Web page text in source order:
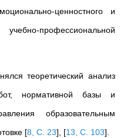
ценностного и
профессиональной
теоретический анализ
нормативной базы и
образовательным
[8, С. 23] [13, С. 103]